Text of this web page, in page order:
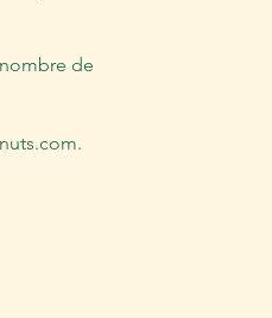
de
.